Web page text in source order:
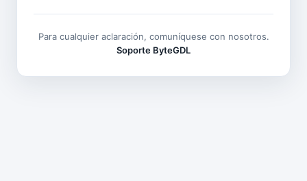
Para cualquier aclaración, comuníquese con nosotros.
Soporte ByteGDL